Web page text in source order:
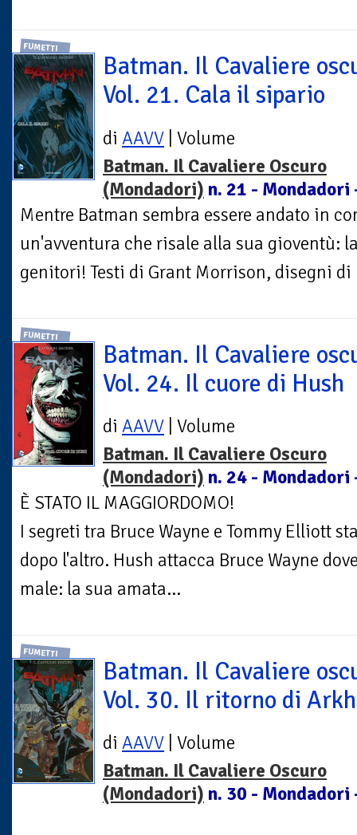
FUMETTI
Batman. Il Cavaliere
Vol. 21. Cala il sipario
di AAVV | Volume
Batman. Il Cavaliere Oscuro
(Mondadori) n. 21 -
Mentre Batman sembra essere andato in
un'avventura che risale alla sua gioventù:
genitori! Testi di Grant Morrison, disegni di
FUMETTI
Batman. Il Cavaliere
Vol. 24. Il cuore di Hush
di AAVV | Volume
Batman. Il Cavaliere Oscuro
(Mondadori) n. 24 -
È STATO IL MAGGIORDOMO!
I segreti tra Bruce Wayne e Tommy Elliott
dopo l'altro. Hush attacca Bruce Wayne
male: la sua amata...
FUMETTI
Batman. Il Cavaliere
Vol. 30. Il ritorno di
di AAVV | Volume
Batman. Il Cavaliere Oscuro
(Mondadori) n. 30 -